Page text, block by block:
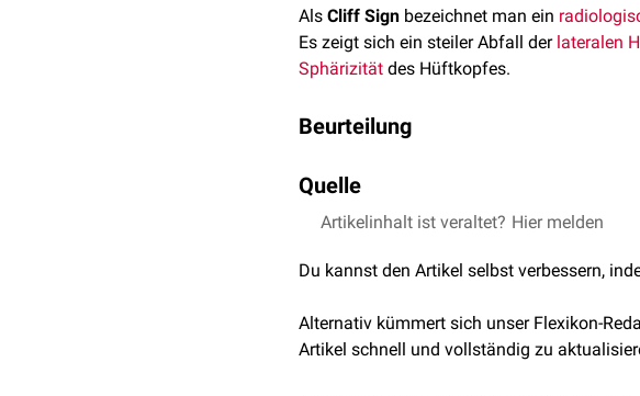
Als Cliff Sign bezeichnet man ein
Es zeigt sich ein steiler Abfall der lateralen
Sphärizität des Hüftkopfes.
Beurteilung
der Hüftkopf den Kreis nicht vollständig
Quelle
Packer J.D. et al.,The Cliff Sign: A New
Artikelinhalt ist veraltet? Hier melden
Du kannst den Artikel selbst verbessern,
Alternativ kümmert sich unser Flexikon-
Artikel schnell und vollständig zu